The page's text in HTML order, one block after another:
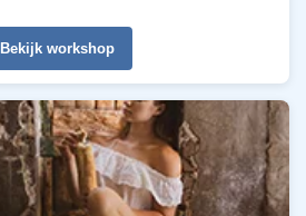
Bekijk workshop